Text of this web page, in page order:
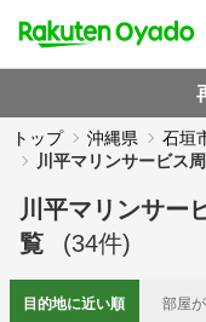
トップ 沖縄県
石垣
川平マリンサービス
川平マリンサー
覧
(34件)
目的地に近い順 部屋が